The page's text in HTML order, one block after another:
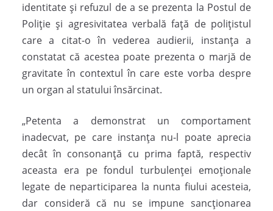
identitate şi refuzul de a se prezenta la Postul de
Poliţie şi agresivitatea verbală faţă de poliţistul
care a citat-o în vederea audierii, instanţa a
constatat că acestea poate prezenta o marjă de
gravitate în contextul în care este vorba despre
un organ al statului însărcinat.
„Petenta a demonstrat un comportament
inadecvat, pe care instanţa nu-l poate aprecia
decât în consonanţă cu prima faptă, respectiv
aceasta era pe fondul turbulenţei emoţionale
legate de neparticiparea la nunta fiului acesteia,
dar consideră că nu se impune sancţionarea